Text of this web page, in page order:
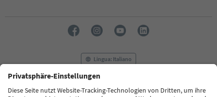
Lingua: Italiano
FAQ Contatti Press MICE Privacy Policy